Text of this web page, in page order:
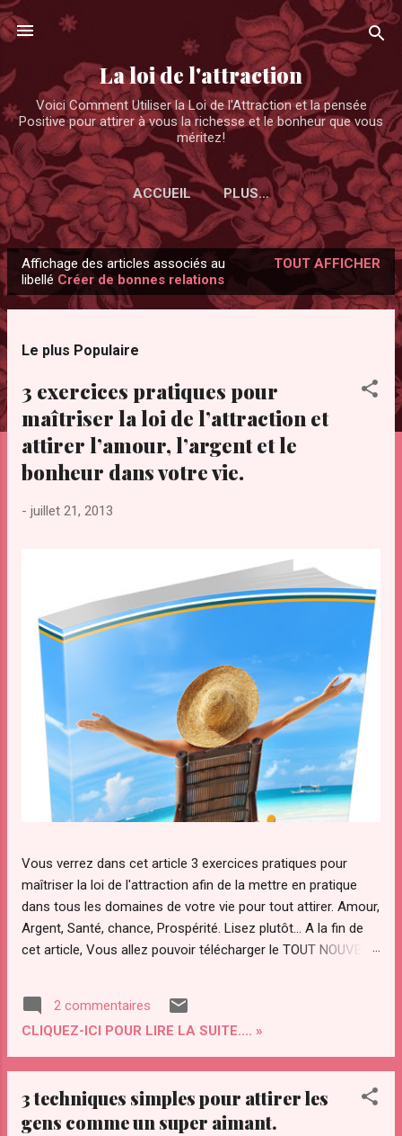
Accéder au contenu principal
La loi de l'attraction
Voici Comment Utiliser la Loi de l'Attraction et la pensée
Positive pour attirer à vous la richesse et le bonheur que vous
méritez!
ACCUEIL PLUS…
r
Affichage des articles associés au
libellé Créer de bonnes relations
TOUT AFFICHER
Le plus Populaire
3 exercices pratiques pour
maîtriser la loi de l’attraction et
attirer l’amour, l’argent et le
bonheur dans votre vie.
- juillet 21, 2013
Vous verrez dans cet article 3 exercices pratiques pour
maîtriser la loi de l'attraction afin de la mettre en pratique
dans tous les domaines de votre vie pour tout attirer. Amour,
Argent, Santé, chance, Prospérité. Lisez plutôt... A la fin de
cet article, Vous allez pouvoir télécharger le TOUT NOUVEAU
pouvoir d'attraction afin d'attirer Instantanément TOUT ce
que Vous diésiez dans votre vie. Qu’est ce que "le secret"
de la loi de l’attraction et pourquoi ce regain d’intérêt pour
cette loi ? La loi de l’attraction a de plus en plus d’adeptes.
transmis par les sages à travers les âges. Le secret a été
convoité depuis la nuit des temps par des personnes
2 commentaires
CLIQUEZ-ICI POUR LIRE LA SUITE.... »
3 techniques simples pour attirer les
gens comme un super aimant.